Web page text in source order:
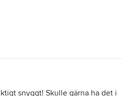
snyggt! Skulle gärna ha det i